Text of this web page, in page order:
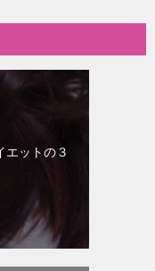
エットの３